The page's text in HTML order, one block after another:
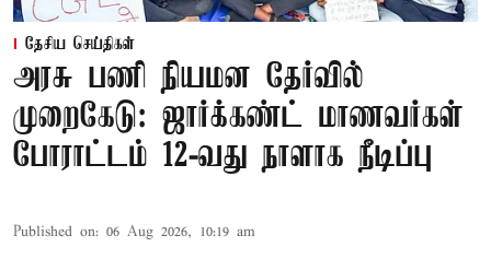
தேசிய செய்திகள்
அரசு பணி நியமன தேர்வில்
முறைகேடு: ஜார்க்கண்ட் மாணவர்கள்
போராட்டம் 12-வது நாளாக நீடிப்பு
Published on: 06 Aug 2026, 10:19 am